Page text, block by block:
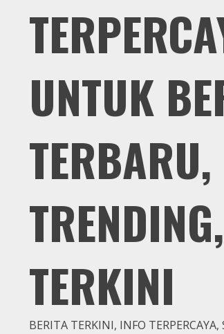
UNTUK
TERBARU,
TERKINI
BERITA TERKINI, INFO